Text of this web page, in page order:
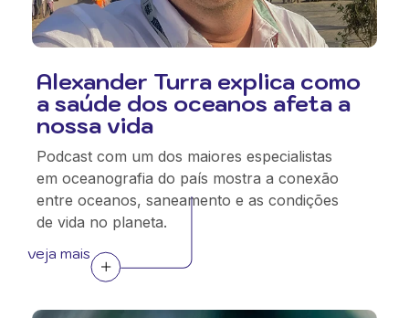
Alexander Turra explica como
a saúde dos oceanos afeta a
nossa vida
Podcast com um dos maiores especialistas
em oceanografia do país mostra a conexão
entre oceanos, saneamento e as condições
de vida no planeta.
veja mais